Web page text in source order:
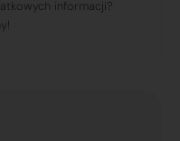
informacji?